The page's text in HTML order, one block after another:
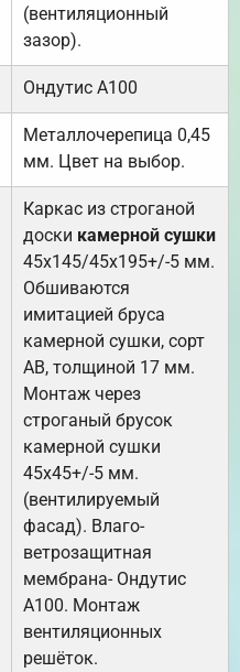
(вентиляционный
зазор).
Ондутис А100
Металлочерепица 0,45
мм. Цвет на выбор.
Каркас из строганой
доски камерной сушки
45х145/45х195+/-5 мм.
Обшиваются
имитацией бруса
камерной сушки, сорт
АВ, толщиной 17 мм.
Монтаж через
строганый брусок
камерной сушки
45х45+/-5 мм.
(вентилируемый
фасад). Влаго-
ветрозащитная
мембрана- Ондутис
А100. Монтаж
вентиляционных
решёток.